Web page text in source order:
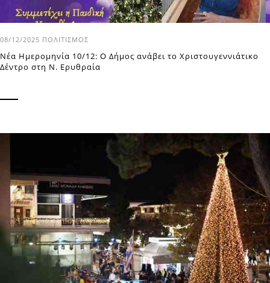
08/12/2025 ΠΟΛΙΤΙΣΜΌΣ
Νέα Ημερομηνία 10/12: Ο Δήμος ανάβει το Χριστουγεννιάτικο
Δέντρο στη Ν. Ερυθραία